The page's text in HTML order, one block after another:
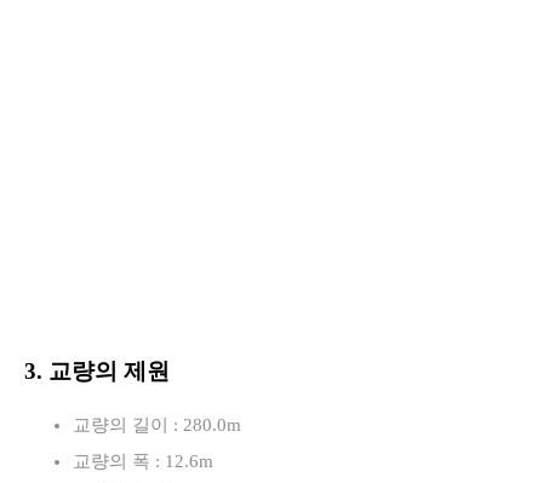
3. 교량의 제원
교량의 길이 : 280.0m
교량의 폭 : 12.6m